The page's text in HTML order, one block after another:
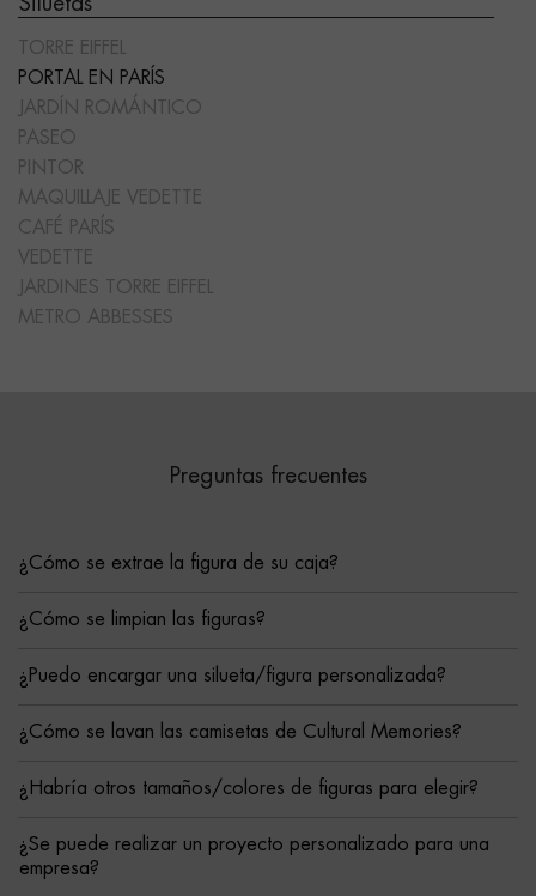
TORRE EIFFEL
PORTAL EN PARÍS
JARDÍN ROMÁNTICO
PASEO
PINTOR
MAQUILLAJE VEDETTE
CAFÉ PARÍS
VEDETTE
JARDINES TORRE EIFFEL
METRO ABBESSES
Preguntas frecuentes
¿Cómo se extrae la figura de su caja?
¿Cómo se limpian las figuras?
¿Puedo encargar una silueta/figura personalizada?
¿Cómo se lavan las camisetas de Cultural Memories?
¿Habría otros tamaños/colores de figuras para elegir?
¿Se puede realizar un proyecto personalizado para una
empresa?